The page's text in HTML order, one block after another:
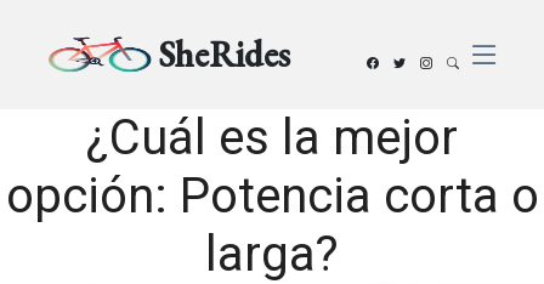
SheRides
¿Cuál es la mejor
opción: Potencia corta o
larga?